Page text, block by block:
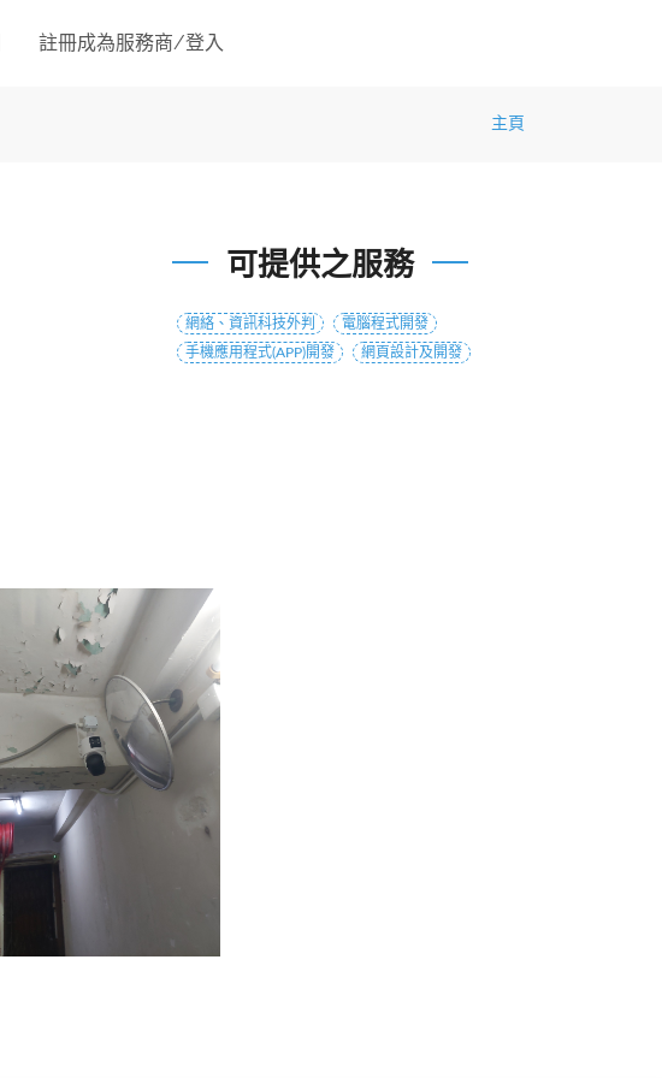
註冊成為服務商/登入
主頁
可提供之服務
網絡、資訊科技外判
電腦程式開發
手機應用程式(APP)開發
網頁設計及開發